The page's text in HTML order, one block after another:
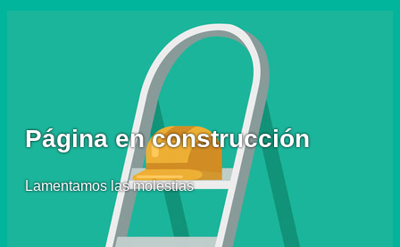
Página en construcción
Lamentamos las molestias